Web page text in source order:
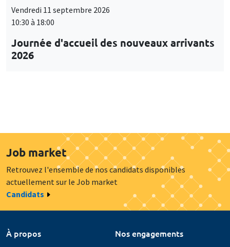
Vendredi 11 septembre 2026
10:30 à 18:00
Journée d'accueil des nouveaux arrivants
2026
Job market
Retrouvez l'ensemble de nos candidats disponibles
actuellement sur le Job market
Candidats
À propos
Nos engagements